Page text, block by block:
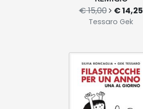
€ 15,00 € 14,25
Tessaro Gek